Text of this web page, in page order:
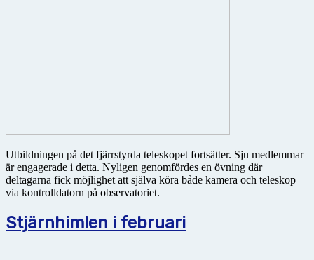
Utbildningen på det fjärrstyrda teleskopet fortsätter. Sju medlemmar
är engagerade i detta. Nyligen genomfördes en övning där
deltagarna fick möjlighet att själva köra både kamera och teleskop
via kontrolldatorn på observatoriet.
Stjärnhimlen i februari